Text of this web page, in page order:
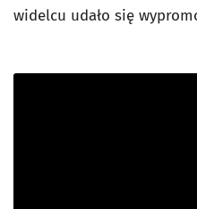
widelcu udało się